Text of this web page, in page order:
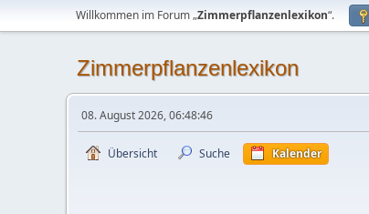
Willkommen im Forum „Zimmerpflanzenlexikon“.
Zimmerpflanzenlexikon
08. August 2026, 06:48:46
Übersicht Suche Kalender